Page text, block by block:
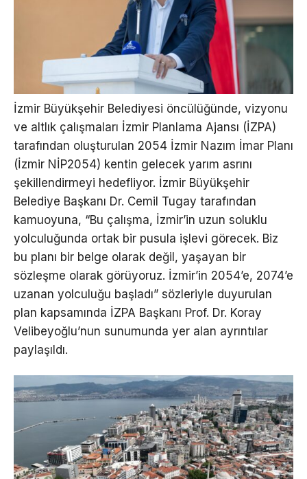
İzmir Büyükşehir Belediyesi öncülüğünde, vizyonu
ve altlık çalışmaları İzmir Planlama Ajansı (İZPA)
tarafından oluşturulan 2054 İzmir Nazım İmar Planı
(İzmir NİP2054) kentin gelecek yarım asrını
şekillendirmeyi hedefliyor. İzmir Büyükşehir
Belediye Başkanı Dr. Cemil Tugay tarafından
kamuoyuna, “Bu çalışma, İzmir’in uzun soluklu
yolculuğunda ortak bir pusula işlevi görecek. Biz
bu planı bir belge olarak değil, yaşayan bir
sözleşme olarak görüyoruz. İzmir’in 2054’e, 2074’e
uzanan yolculuğu başladı” sözleriyle duyurulan
plan kapsamında İZPA Başkanı Prof. Dr. Koray
Velibeyoğlu’nun sunumunda yer alan ayrıntılar
paylaşıldı.